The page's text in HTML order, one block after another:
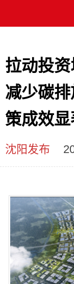
拉动投
减少碳
策成效
沈阳发布